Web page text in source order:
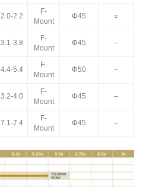
2.0-2.2
F-
Mount
Φ45 ○
3.1-3.8
F-
Mount
Φ45 –
4.4-5.4
F-
Mount
Φ50 –
3.2-4.0
F-
Mount
Φ45 –
7.1-7.4
F-
Mount
Φ45 –